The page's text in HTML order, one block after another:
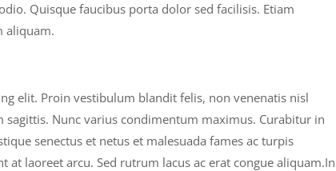
Quisque faucibus porta dolor sed facilisis. Etiam
aliquam.
elit. Proin vestibulum blandit felis, non venenatis nisl
Nunc varius condimentum maximus. Curabitur in
senectus et netus et malesuada fames ac turpis
at laoreet arcu. Sed rutrum lacus ac erat congue aliquam.In